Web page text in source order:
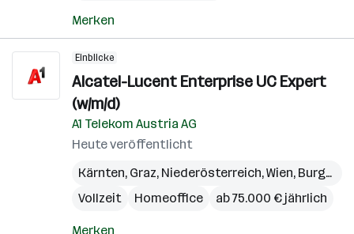
Merken
Einblicke
Alcatel-Lucent Enterprise UC Expert
(w/m/d)
A1 Telekom Austria AG
Heute veröffentlicht
Kärnten, Graz, Niederösterreich,Wien, Burgenland
Vollzeit
Homeoffice ab 75.000 € jährlich
Merken